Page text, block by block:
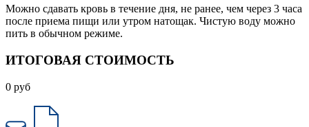
Можно сдавать кровь в течение дня, не ранее, чем через 3 часа
после приема пищи или утром натощак. Чистую воду можно
пить в обычном режиме.
ИТОГОВАЯ СТОИМОСТЬ
0 руб